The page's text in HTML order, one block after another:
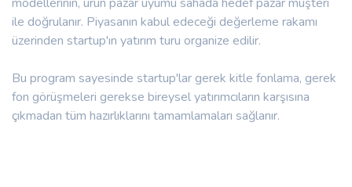
ile doğrulanır. Piyasanın kabul edeceği değerleme rakamı
üzerinden startup'ın yatırım turu organize edilir.
Bu program sayesinde startup'lar gerek kitle fonlama, gerek
fon görüşmeleri gerekse bireysel yatırımcıların karşısına
çıkmadan tüm hazırlıklarını tamamlamaları sağlanır.